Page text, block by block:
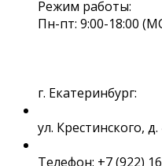
Режим работы:
Пн-пт: 9:00-18:00
г. Екатеринбург:
ул. Крестинского,
Телефон: +7 (922)